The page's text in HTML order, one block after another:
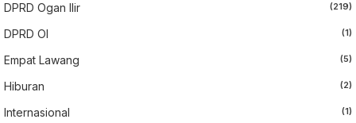
DPRD Ogan Ilir (219)
DPRD OI (1)
Empat Lawang (5)
Hiburan (2)
Internasional (1)